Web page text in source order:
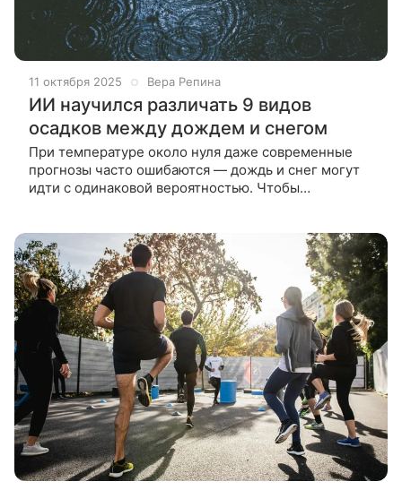
11 октября 2025 Вера Репина
ИИ научился различать 9 видов
осадков между дождем и снегом
При температуре около нуля даже современные
прогнозы часто ошибаются — дождь и снег могут
идти с одинаковой вероятностью. Чтобы